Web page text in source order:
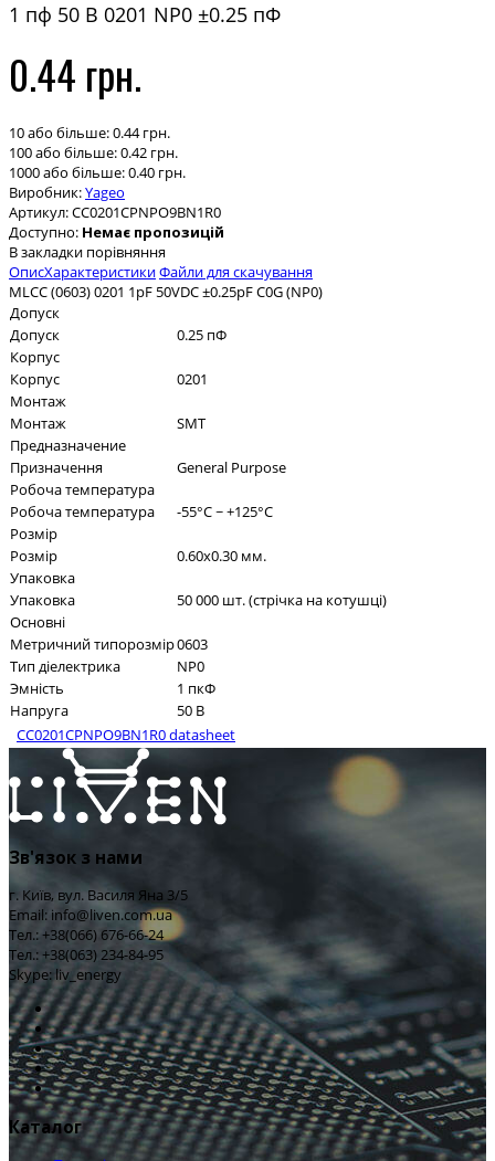
1 пф 50 В 0201 NP0 ±0.25 пФ
0.44 грн.
10 або більше: 0.44 грн.
100 або більше: 0.42 грн.
1000 або більше: 0.40 грн.
Виробник:Yageo
Артикул:CC0201CPNPO9BN1R0
Доступно: Немає пропозицій
В закладки порівняння
ОписХарактеристикиФайли для скачування
MLCC (0603) 0201 1pF 50VDC ±0.25pF C0G (NP0)
Допуск
Допуск
0.25 пФ
Корпус
Корпус
0201
Монтаж
Монтаж
SMT
Предназначение
Призначення
General Purpose
Робоча температура
Робоча температура
-55°C ~ +125°C
Розмір
Розмір
0.60x0.30 мм.
Упаковка
Упаковка
50 000 шт. (стрічка на котушці)
Основні
Метричний типорозмір0603
Тип діелектрика
NP0
Эмність
1 пкФ
Напруга
50 В
CC0201CPNPO9BN1R0 datasheet
Зв'язок з нами
г. Київ, вул. Василя Яна 3/5
Email: info@liven.com.ua
Тел.: +38(066) 676-66-24
Тел.: +38(063) 234-84-95
Skype: liv_energy
Каталог